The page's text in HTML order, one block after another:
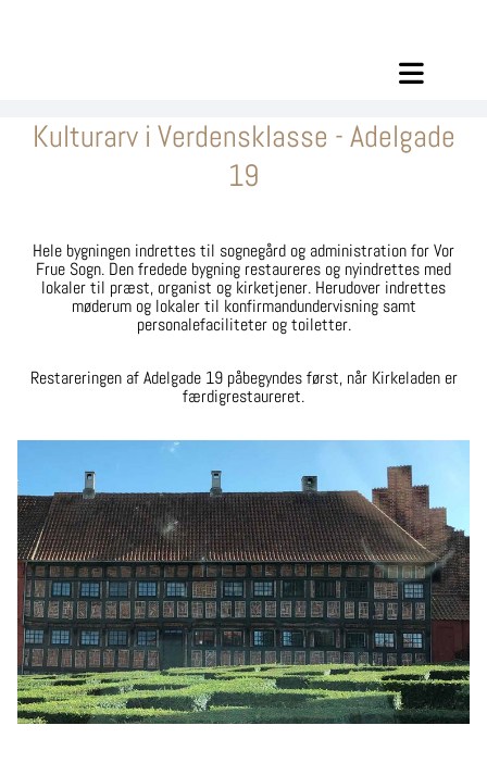
Kulturarv i Verdensklasse - Adelgade
19
Hele bygningen indrettes til sognegård og administration for Vor
Frue Sogn. Den fredede bygning restaureres og nyindrettes med
lokaler til præst, organist og kirketjener. Herudover indrettes
møderum og lokaler til konfirmandundervisning samt
personalefaciliteter og toiletter.
Restareringen af Adelgade 19 påbegyndes først, når Kirkeladen er
færdigrestaureret.